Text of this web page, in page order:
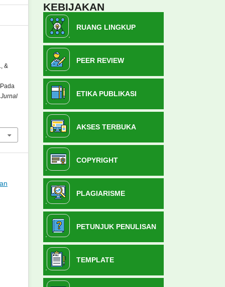
&
Jurnal
KEBIJAKAN
RUANG LINGKUP
PEER REVIEW
ETIKA PUBLIKASI
AKSES TERBUKA
COPYRIGHT
PLAGIARISME
PETUNJUK PENULISAN
TEMPLATE